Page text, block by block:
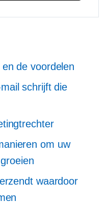
de voordelen
schrijft die
om uw
waardoor